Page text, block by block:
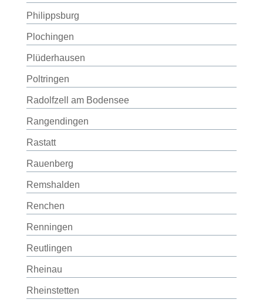
Philippsburg
Plochingen
Plüderhausen
Poltringen
Radolfzell am Bodensee
Rangendingen
Rastatt
Rauenberg
Remshalden
Renchen
Renningen
Reutlingen
Rheinau
Rheinstetten